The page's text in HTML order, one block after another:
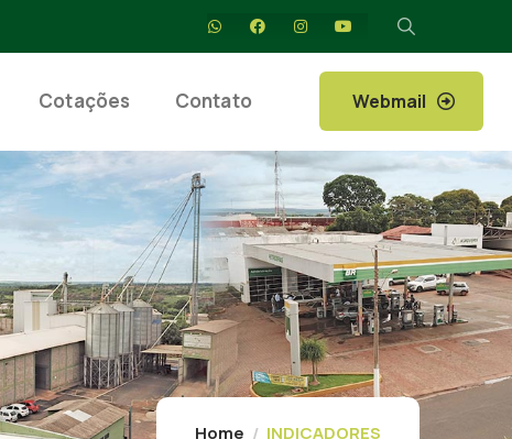
Cotações Contato Webmail
Home INDICADORES